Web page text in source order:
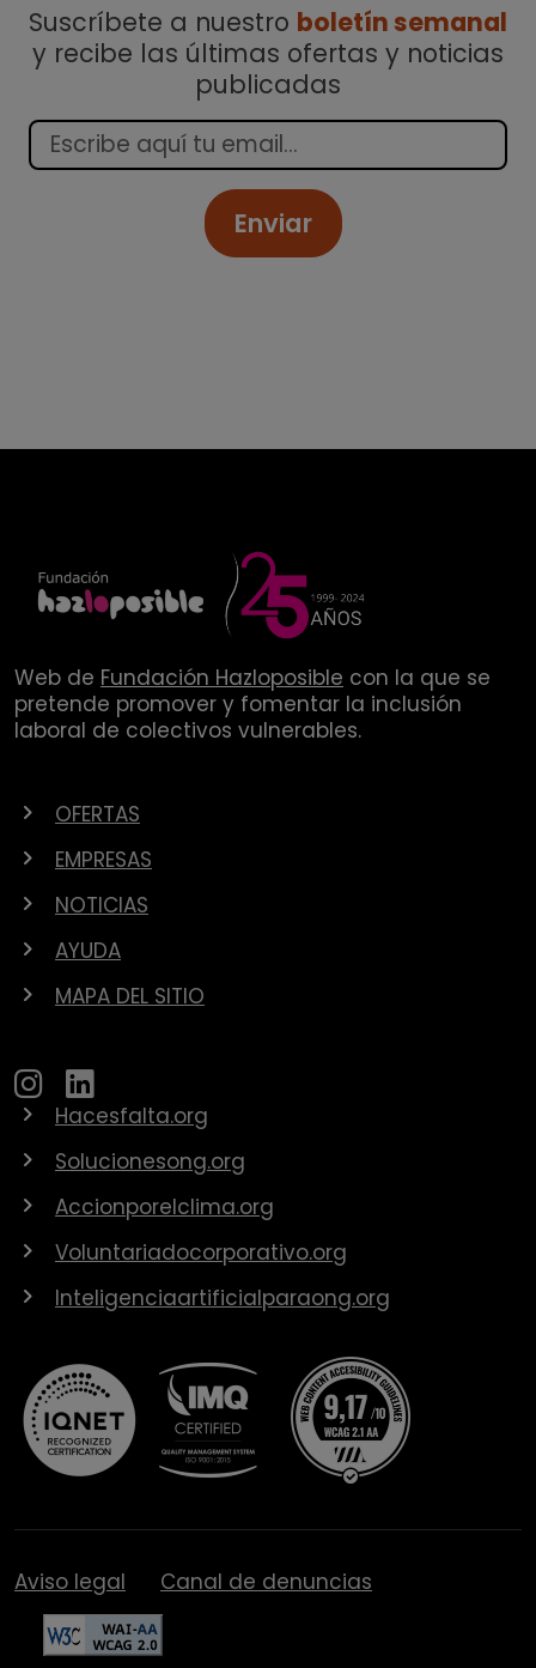
Suscríbete a nuestro boletín semanal
y recibe las últimas ofertas y noticias
publicadas
Enviar
Web de Fundación Hazloposible con la que se
pretende promover y fomentar la inclusión
laboral de colectivos vulnerables.
OFERTAS
EMPRESAS
NOTICIAS
AYUDA
MAPA DEL SITIO
Hacesfalta.org
Solucionesong.org
Accionporelclima.org
Voluntariadocorporativo.org
Inteligenciaartificialparaong.org
Aviso legal Canal de denuncias